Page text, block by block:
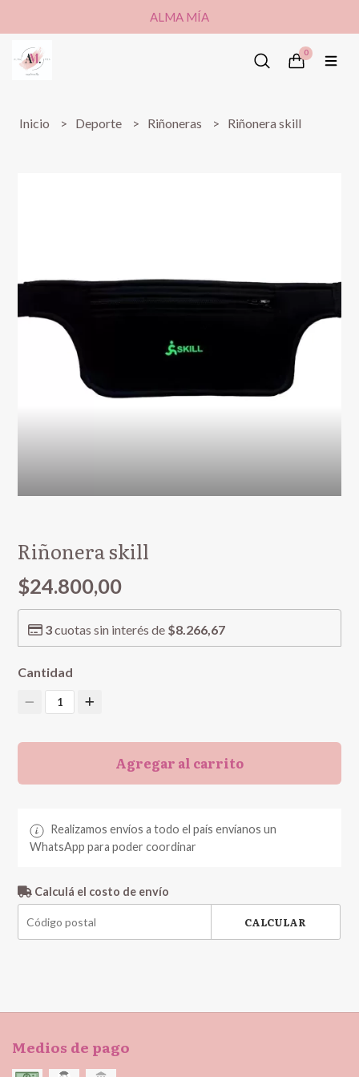
ALMA MÍA
0
Inicio Deporte Riñoneras Riñonera skill
Riñonera skill
$24.800,00
3cuotas sin interés de $8.266,67
Cantidad
1
Agregar al carrito
Realizamos envíos a todo el país envíanos un
WhatsApp para poder coordinar
Calculá el costo de envío
CALCULAR
Medios de pago